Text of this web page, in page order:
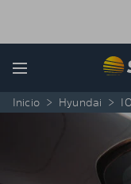
Menu
Inicio > Hyundai >